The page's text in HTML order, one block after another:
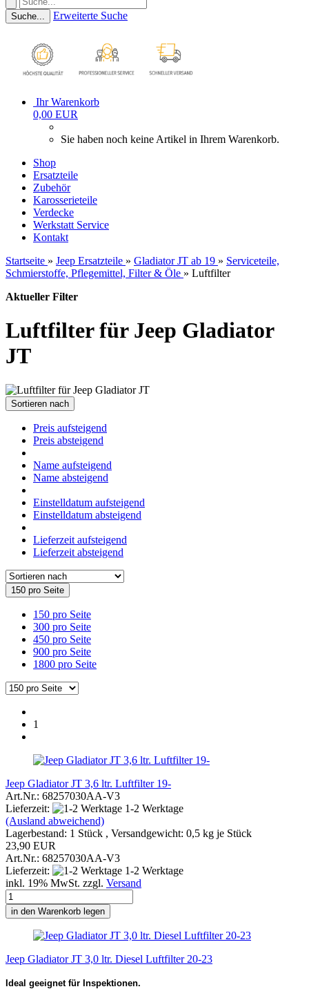
Suche... Erweiterte Suche
Ihr Warenkorb
0,00 EUR
Sie haben noch keine Artikel in Ihrem Warenkorb.
Shop
Ersatzteile
Zubehör
Karosserieteile
Verdecke
Werkstatt Service
Kontakt
Startseite » Jeep Ersatzteile » Gladiator JT ab 19 » Serviceteile,
Schmierstoffe, Pflegemittel, Filter & Öle » Luftfilter
Aktueller Filter
Luftfilter für Jeep Gladiator
JT
Sortieren nach
Preis aufsteigend
Preis absteigend
Name aufsteigend
Name absteigend
Einstelldatum aufsteigend
Einstelldatum absteigend
Lieferzeit aufsteigend
Lieferzeit absteigend
150 pro Seite
150 pro Seite
300 pro Seite
450 pro Seite
900 pro Seite
1800 pro Seite
1
Jeep Gladiator JT 3,6 ltr. Luftfilter 19-
Art.Nr.: 68257030AA-V3
Lieferzeit:
1-2 Werktage
(Ausland abweichend)
Lagerbestand: 1 Stück , Versandgewicht: 0,5 kg je Stück
23,90 EUR
Art.Nr.: 68257030AA-V3
Lieferzeit:
1-2 Werktage
inkl. 19% MwSt. zzgl. Versand
in den Warenkorb legen
Jeep Gladiator JT 3,0 ltr. Diesel Luftfilter 20-23
Ideal geeignet für Inspektionen.